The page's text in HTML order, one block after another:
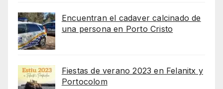
Encuentran el cadaver calcinado de
una persona en Porto Cristo
Fiestas de verano 2023 en Felanitx y
Portocolom